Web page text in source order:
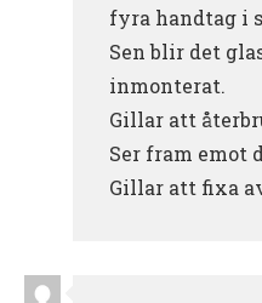
fyra handtag i
Sen blir det
inmonterat.
Gillar att
Ser fram emot
Gillar att fixa